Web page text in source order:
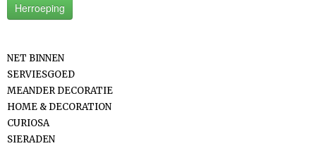
Herroeping
NET BINNEN
SERVIESGOED
MEANDER DECORATIE
HOME & DECORATION
CURIOSA
SIERADEN